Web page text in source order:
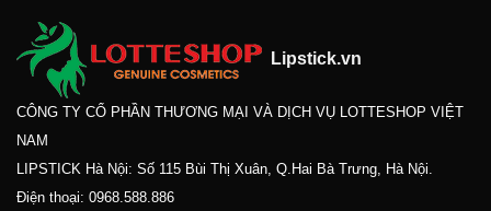
Lipstick.vn
CÔNG TY CỔ PHẦN THƯƠNG MẠI VÀ DỊCH VỤ LOTTESHOP VIỆT
NAM
LIPSTICK Hà Nội: Số 115 Bùi Thị Xuân, Q.Hai Bà Trưng, Hà Nội.
Điện thoại: 0968.588.886